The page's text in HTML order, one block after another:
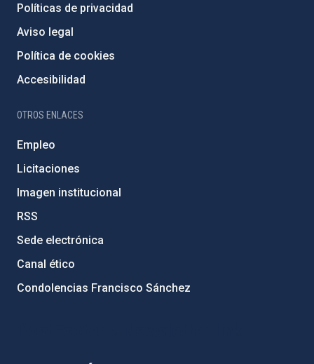
Políticas de privacidad
Aviso legal
Política de cookies
Accesibilidad
OTROS ENLACES
Empleo
Licitaciones
Imagen institucional
RSS
Sede electrónica
Canal ético
Condolencias Francisco Sánchez